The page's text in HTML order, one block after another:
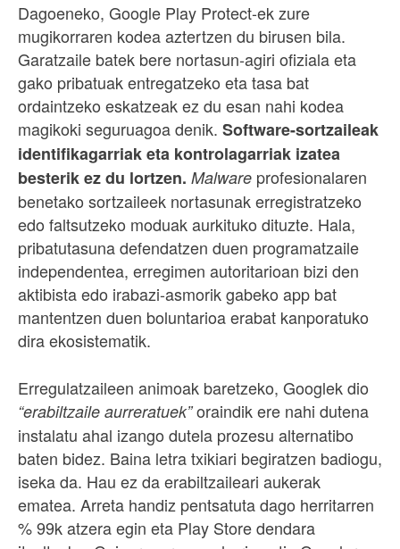
Dagoeneko, Google Play Protect-ek zure
mugikorraren kodea aztertzen du birusen bila.
Garatzaile batek bere nortasun-agiri ofiziala eta
gako pribatuak entregatzeko eta tasa bat
ordaintzeko eskatzeak ez du esan nahi kodea
magikoki seguruagoa denik. Software-sortzaileak
identifikagarriak eta kontrolagarriak izatea
besterik ez du lortzen. Malware profesionalaren
benetako sortzaileek nortasunak erregistratzeko
edo faltsutzeko moduak aurkituko dituzte. Hala,
pribatutasuna defendatzen duen programatzaile
independentea, erregimen autoritarioan bizi den
aktibista edo irabazi-asmorik gabeko app bat
mantentzen duen boluntarioa erabat kanporatuko
dira ekosistematik.
Erregulatzaileen animoak baretzeko, Googlek dio
“erabiltzaile aurreratuek”oraindik ere nahi dutena
instalatu ahal izango dutela prozesu alternatibo
baten bidez. Baina letra txikiari begiratzen badiogu,
iseka da. Hau ez da erabiltzaileari aukerak
ematea. Arreta handiz pentsatuta dago herritarren
% 99k atzera egin eta Play Store dendara